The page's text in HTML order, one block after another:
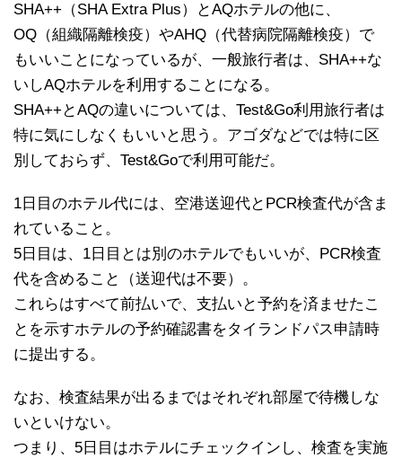
SHA++（SHA Extra Plus）とAQホテルの他に、
OQ（組織隔離検疫）やAHQ（代替病院隔離検疫）で
もいいことになっているが、一般旅行者は、SHA++な
いしAQホテルを利用することになる。
SHA++とAQの違いについては、Test&Go利用旅行者は
特に気にしなくもいいと思う。アゴダなどでは特に区
別しておらず、Test&Goで利用可能だ。
1日目のホテル代には、空港送迎代とPCR検査代が含ま
れていること。
5日目は、1日目とは別のホテルでもいいが、PCR検査
代を含めること（送迎代は不要）。
これらはすべて前払いで、支払いと予約を済ませたこ
とを示すホテルの予約確認書をタイランドパス申請時
に提出する。
なお、検査結果が出るまではそれぞれ部屋で待機しな
いといけない。
つまり、5日目はホテルにチェックインし、検査を実施